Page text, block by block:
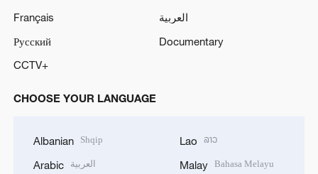
Français
العربية
Русский
Documentary
CCTV+
CHOOSE YOUR LANGUAGE
Albanian Shqip
Arabic العربية
Lao ລາວ
Malay Bahasa Melayu